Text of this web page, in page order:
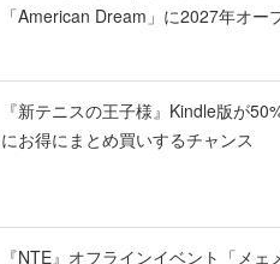
「American Dream」に2027年オ
『新テニスの王子様』Kindle版が
にお得にまとめ買いするチャンス
『NTE』オフラインイベント「メ